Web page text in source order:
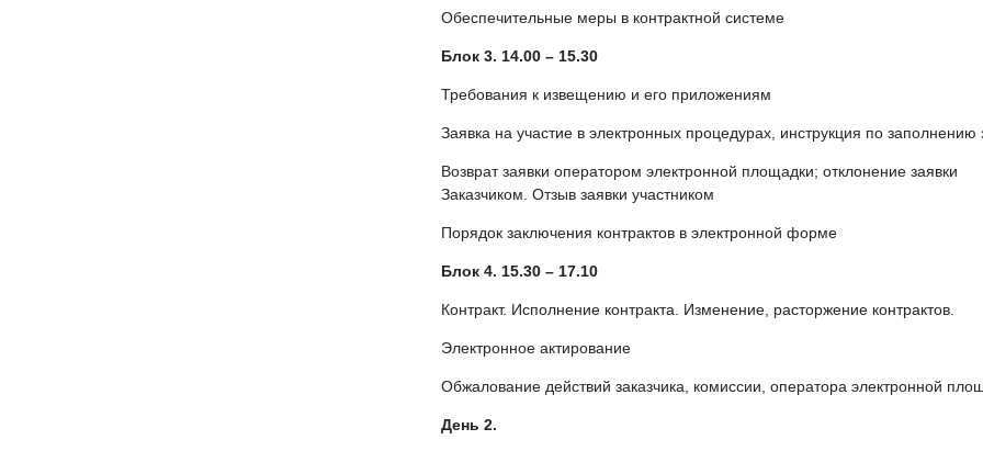
Обеспечительные меры в контрактной системе
Блок 3. 14.00 – 15.30
Требования к извещению и его приложениям
Заявка на участие в электронных процедурах, инструкция по заполнению
Возврат заявки оператором электронной площадки; отклонение заявки
Заказчиком. Отзыв заявки участником
Порядок заключения контрактов в электронной форме
Блок 4. 15.30 – 17.10
Контракт. Исполнение контракта. Изменение, расторжение контрактов.
Электронное актирование
Обжалование действий заказчика, комиссии, оператора электронной
День 2.